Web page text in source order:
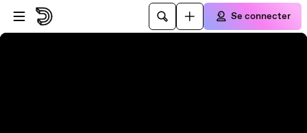
Passer au player
Passer au contenu principal
Se connecter